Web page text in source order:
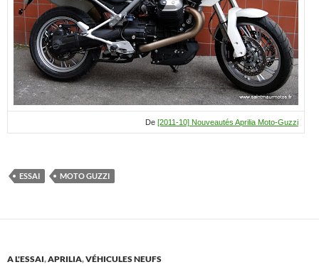
De [2011-10] Nouveautés Aprilia Moto-Guzzi
ESSAI MOTO GUZZI
A L'ESSAI,APRILIA,VÉHICULES NEUFS